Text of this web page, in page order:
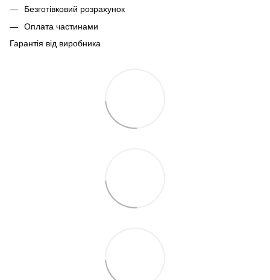
Безготівковий розрахунок
Оплата частинами
Гарантія від виробника